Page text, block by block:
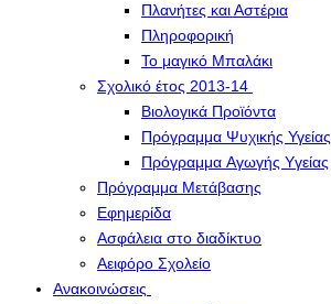
Πλανήτες και Αστέρια
Πληροφορική
Το μαγικό Μπαλάκι
Σχολικό έτος 2013-14
Βιολογικά Προϊόντα
Πρόγραμμα Ψυχικής Υγείας
Πρόγραμμα Aγωγής Yγείας
Πρόγραμμα Μετάβασης
Εφημερίδα
Ασφάλεια στο διαδίκτυο
Αειφόρο Σχολείο
Ανακοινώσεις